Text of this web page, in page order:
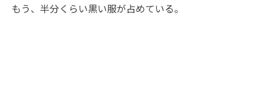
もう、半分くらい黒い服が占めている。